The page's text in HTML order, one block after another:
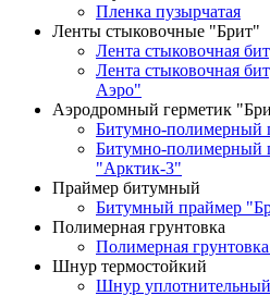
Пленка пузырчатая
Ленты стыковочные "Брит"
Лента стыковочная
Лента стыковочная
Аэро"
Аэродромный герметик
Битумно-полимерный
Битумно-полимерный
"Арктик-3"
Праймер битумный
Битумный праймер
Полимерная грунтовка
Полимерная
Шнур термостойкий
Шнур